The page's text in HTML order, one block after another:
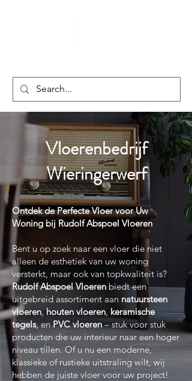
Vloerenbedrijf
Wieringerwerf
Ontdek de Perfecte Vloer voor Uw
Woning bij Rudolf Abspoel Vloeren
Bent u op zoek naar een vloer die niet
alleen de esthetiek van uw woning
versterkt, maar ook van topkwaliteit is?
Rudolf Abspoel Vloeren biedt een
uitgebreid assortiment aan natuursteen
vloeren, houten vloeren, keramische
tegels, enPVC vloeren– stuk voor stuk
producten die uw interieur naar een hoger
niveau tillen. Of u nu een moderne,
klassieke of rustieke uitstraling wilt, wij
hebben de juiste vloer voor uw project!